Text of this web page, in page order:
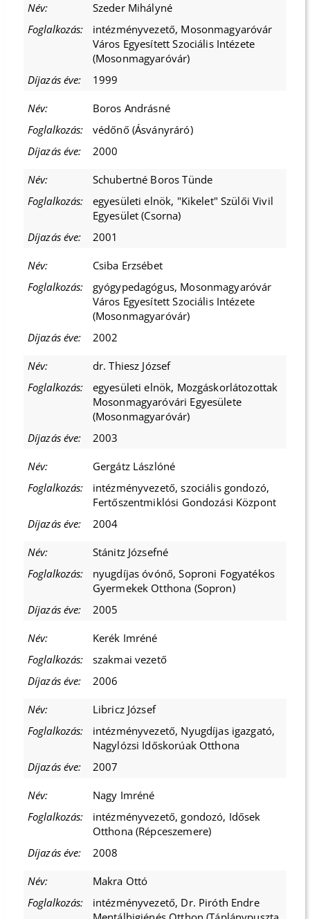
Szeder Mihályné
intézményvezető, Mosonmagyaróvár
Város Egyesített Szociális Intézete
(Mosonmagyaróvár)
1999
Boros Andrásné
védőnő (Ásványráró)
2000
Schubertné Boros Tünde
egyesületi elnök, "Kikelet" Szülői Vivil
Egyesület (Csorna)
2001
Csiba Erzsébet
gyógypedagógus, Mosonmagyaróvár
Város Egyesített Szociális Intézete
(Mosonmagyaróvár)
2002
dr. Thiesz József
egyesületi elnök, Mozgáskorlátozottak
Mosonmagyaróvári Egyesülete
(Mosonmagyaróvár)
2003
Gergátz Lászlóné
intézményvezető, szociális gondozó,
Fertőszentmiklósi Gondozási Központ
2004
Stánitz Józsefné
nyugdíjas óvónő, Soproni Fogyatékos
Gyermekek Otthona (Sopron)
2005
Kerék Imréné
szakmai vezető
2006
Libricz József
intézményvezető, Nyugdíjas igazgató,
Nagylózsi Időskorúak Otthona
2007
Nagy Imréné
intézményvezető, gondozó, Idősek
Otthona (Répceszemere)
2008
Makra Ottó
intézményvezető, Dr. Piróth Endre